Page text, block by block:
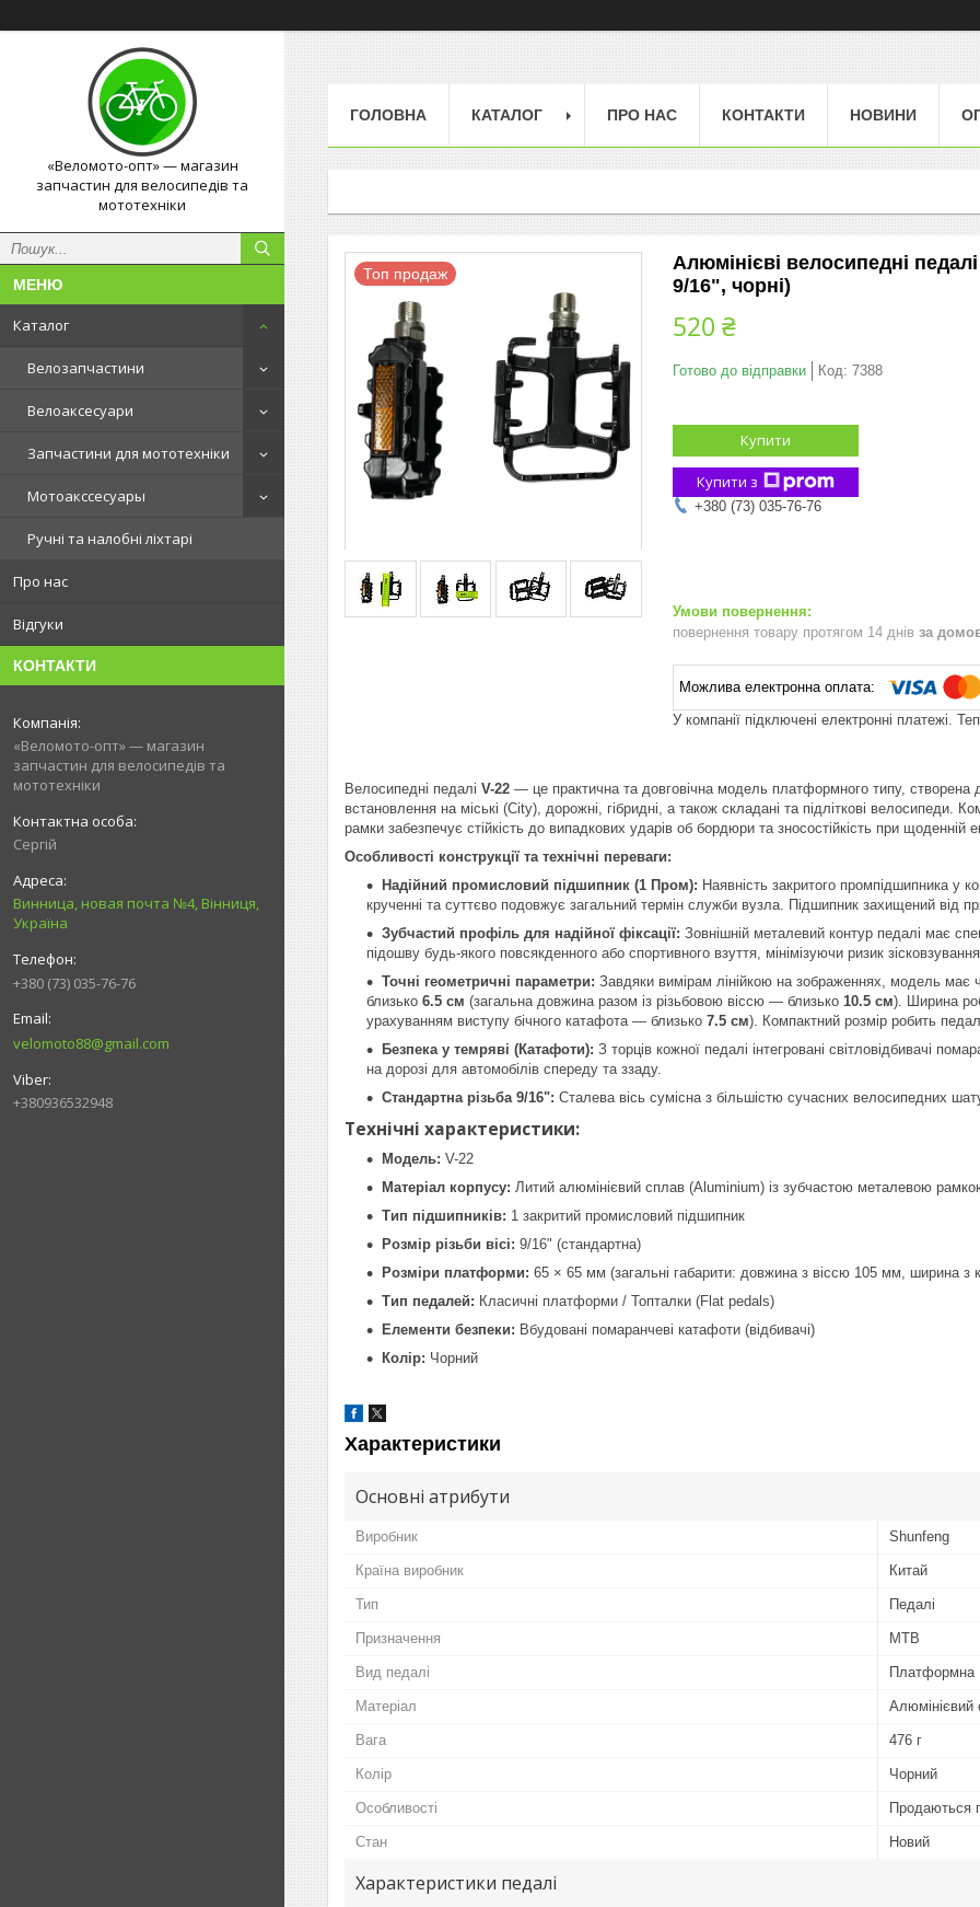
«Веломото-опт» — магазин
запчастин для велосипедів та
мототехніки
Каталог
Велозапчастини
Велоаксесуари
Запчастини для мототехніки
Мотоакссесуары
Ручні та налобні ліхтарі
Про нас
Відгуки
КОНТАКТИ
«Веломото-опт» — магазин
запчастин для велосипедів та
мототехніки
Сергій
Винница, новая почта №4, Вінниця,
Україна
+380 (73) 035-76-76
velomoto88@gmail.com
+380936532948
ГОЛОВНА КАТАЛОГ ПРО НАС КОНТАКТИ НОВИНИ
Топ продаж
Алюмінієві велосипедні
9/16", чорні)
520 ₴
Готово до відправки Код: 7388
Купити
Купити з
+380 (73) 035-76-76
повернення товару протягом 14 днів за
У компанії підключені електронні платежі.
Велосипедні педалі V-22 — це практична та довговічна модель платформного типу,
встановлення на міські (City), дорожні, гібридні, а також складані та підліткові велосипеди.
рамки забезпечує стійкість до випадкових ударів об бордюри та зносостійкість при щоденній
Особливості конструкції та технічні переваги:
Надійний промисловий підшипник (1 Пром): Наявність закритого промпідшипника у
крученні та суттєво подовжує загальний термін служби вузла. Підшипник захищений від
Зубчастий профіль для надійної фіксації: Зовнішній металевий контур педалі має
підошву будь-якого повсякденного або спортивного взуття, мінімізуючи ризик
Точні геометричні параметри: Завдяки вимірам лінійкою на зображеннях, модель має
близько 6.5 см (загальна довжина разом із різьбовою віссю — близько 10.5 см). Ширина
урахуванням виступу бічного катафота — близько 7.5 см). Компактний розмір робить
Безпека у темряві (Катафоти): З торців кожної педалі інтегровані світловідбивачі
на дорозі для автомобілів спереду та ззаду.
Стандартна різьба 9/16": Сталева вісь сумісна з більшістю сучасних велосипедних
Технічні характеристики:
Модель: V-22
Матеріал корпусу: Литий алюмінієвий сплав (Aluminium) із зубчастою металевою
Тип підшипників: 1 закритий промисловий підшипник
Розмір різьби вісі: 9/16" (стандартна)
Розміри платформи: 65 × 65 мм (загальні габарити: довжина з віссю 105 мм, ширина
Тип педалей: Класичні платформи / Топталки (Flat pedals)
Елементи безпеки: Вбудовані помаранчеві катафоти (відбивачі)
Колір: Чорний
Характеристики
Основні атрибути
Виробник Shunfeng
Країна виробник Китай
Тип Педалі
Призначення MTB
Вид педалі Платформна
Матеріал Алюмінієвий
Вага 476 г
Колір Чорний
Особливості Продаються
Стан Новий
Характеристики педалі